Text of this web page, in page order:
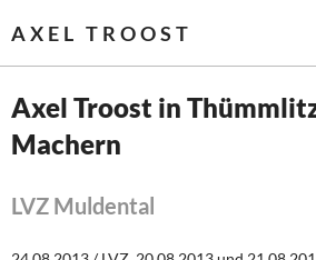
AXEL TROOST
Startseite
Themen
Axel Troost in
Machern
LVZ Muldental